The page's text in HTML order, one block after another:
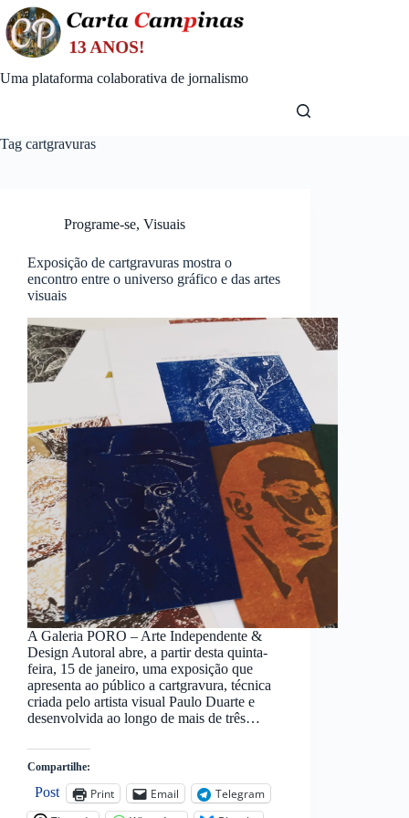
Skip
to
content
Uma plataforma colaborativa de jornalismo
Tag cartgravuras
Programe-se, Visuais
Exposição de cartgravuras mostra o
encontro entre o universo gráfico e das artes
visuais
A Galeria PORO – Arte Independente &
Design Autoral abre, a partir desta quinta-
feira, 15 de janeiro, uma exposição que
apresenta ao público a cartgravura, técnica
criada pelo artista visual Paulo Duarte e
desenvolvida ao longo de mais de três…
Compartilhe:
Post Print Email
Telegram